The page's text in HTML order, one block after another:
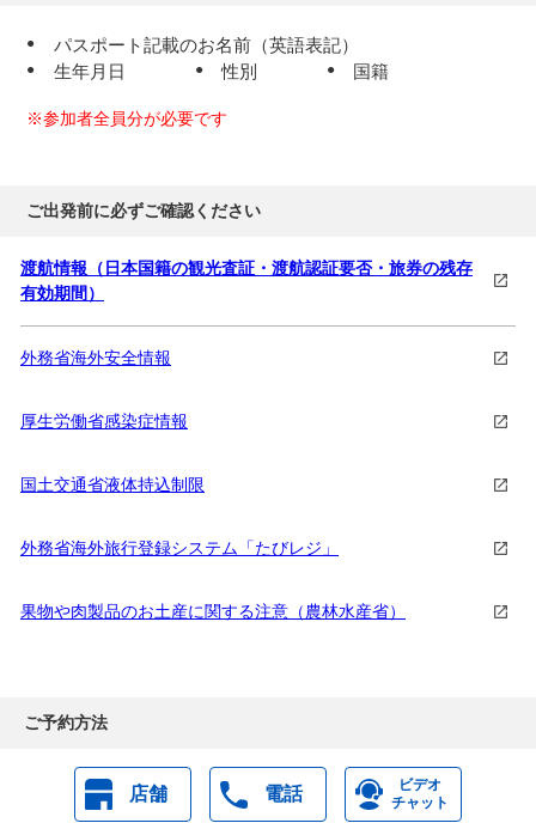
着後、解散となります
パスポート記載のお名前（英語表記）
生年月日
性別 国籍
※参加者全員分が必要です
ご出発前に必ずご確認ください
渡航情報（日本国籍の観光査証・渡航認証要否・旅券の残存
有効期間）
外務省海外安全情報
厚生労働省感染症情報
国土交通省液体持込制限
外務省海外旅行登録システム「たびレジ」
果物や肉製品のお土産に関する注意（農林水産省）
ご予約方法
店舗 電話
ビデオ
チャット